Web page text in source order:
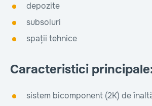
depozite
subsoluri
spații tehnice
Caracteristici
sistem bicomponent (2K) de